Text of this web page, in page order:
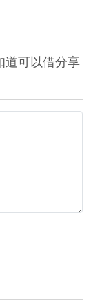
道可以借分享